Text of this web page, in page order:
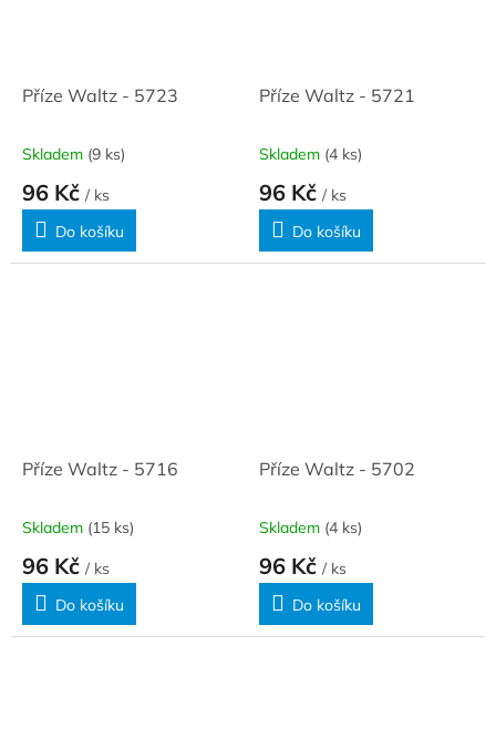
Příze Waltz - 5723
Skladem (9 ks)
96 Kč / ks
Do košíku
Příze Waltz - 5721
Skladem (4 ks)
96 Kč / ks
Do košíku
Příze Waltz - 5716
Skladem (15 ks)
96 Kč / ks
Do košíku
Příze Waltz - 5702
Skladem (4 ks)
96 Kč / ks
Do košíku